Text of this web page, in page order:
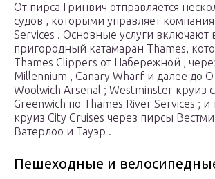
От пирса Гринвич отправляется
судов , которыми управляет
Services . Основные услуги включают
пригородный катамаран Thames,
Thames Clippers от Набережной ,
Millennium , Canary Wharf и далее до O
Woolwich Arsenal ; Westminster круиз
Greenwich по Thames River Services ; и
круиз City Cruises через пирсы
Ватерлоо и Тауэр .
Пешеходные и